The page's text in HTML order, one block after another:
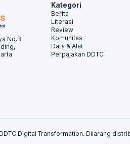
No.B
Kategori
Berita
Literasi
Review
Komunitas
Data & Alat
Perpajakan DDTC
Digital Transformation. Dilarang